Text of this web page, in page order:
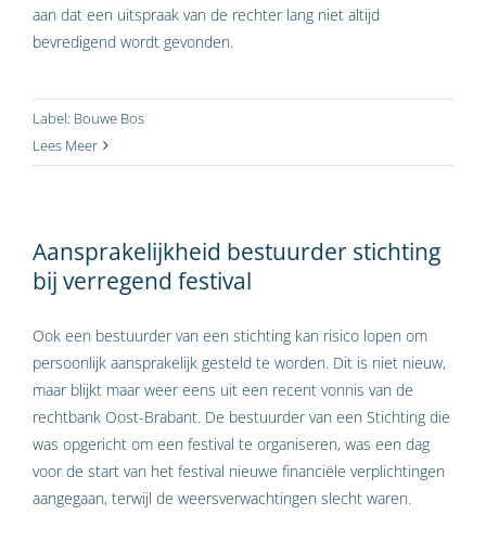
aan dat een uitspraak van de rechter lang niet altijd
bevredigend wordt gevonden.
Label: Bouwe Bos
Lees Meer
Aansprakelijkheid bestuurder stichting
bij verregend festival
Ook een bestuurder van een stichting kan risico lopen om
persoonlijk aansprakelijk gesteld te worden. Dit is niet nieuw,
maar blijkt maar weer eens uit een recent vonnis van de
rechtbank Oost-Brabant. De bestuurder van een Stichting die
was opgericht om een festival te organiseren, was een dag
voor de start van het festival nieuwe financiële verplichtingen
aangegaan, terwijl de weersverwachtingen slecht waren.